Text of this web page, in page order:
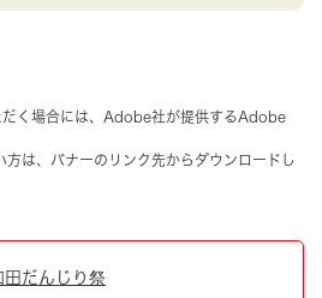
だく場合には、Adobe社が提供するAdobe
は、バナーのリンク先からダウンロードし
田だんじり祭